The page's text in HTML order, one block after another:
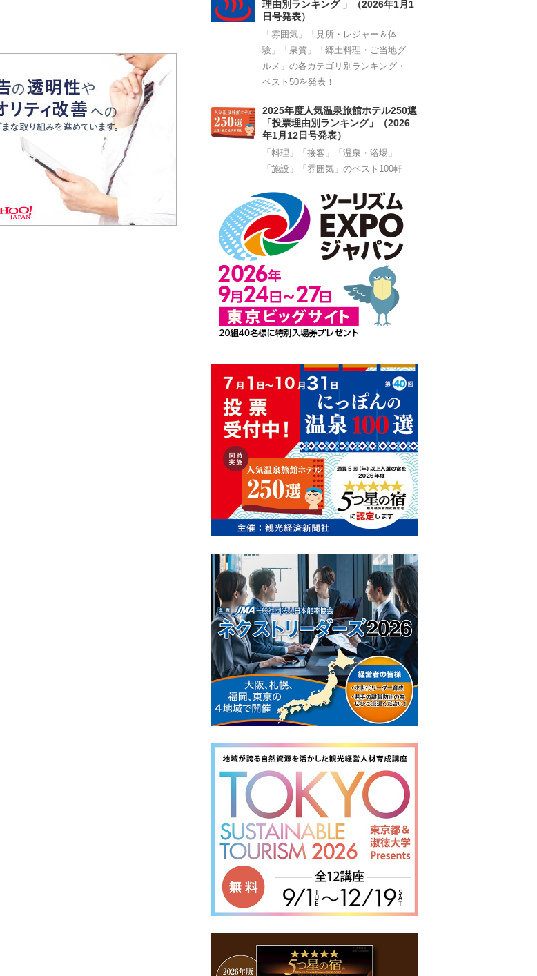
理由別ランキング 」（2026年1月1
日号発表）
「雰囲気」「見所・レジャー＆体
験」「泉質」「郷土料理・ご当地グ
ルメ」の各カテゴリ別ランキング・
ベスト50を発表！
2025年度人気温泉旅館ホテル250選
「投票理由別ランキング」（2026
年1月12日号発表）
「料理」「接客」「温泉・浴場」
「施設」「雰囲気」のベスト100軒